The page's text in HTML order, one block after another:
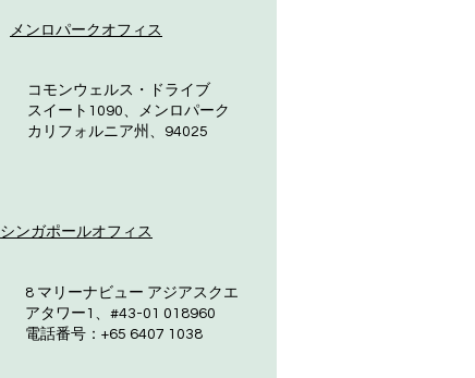
メンロパークオフィス
コモンウェルス・ドライブ
スイート1090、メンロパーク
カリフォルニア州、94025
シンガポールオフィス
8 マリーナビュー アジアスクエ
アタワー1、#43-01 018960
電話番号：+65 6407 1038